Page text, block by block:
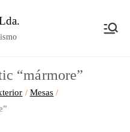
“mármore”
Mesas